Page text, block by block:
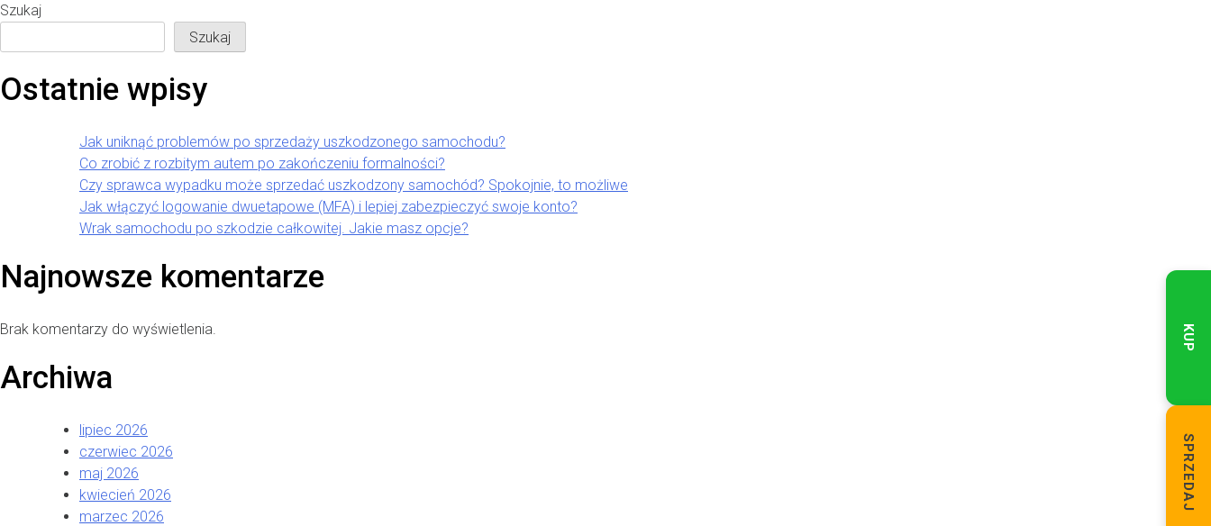
Szukaj
Szukaj
Ostatnie wpisy
Jak uniknąć problemów po sprzedaży uszkodzonego samochodu?
Co zrobić z rozbitym autem po zakończeniu formalności?
Czy sprawca wypadku może sprzedać uszkodzony samochód? Spokojnie, to możliwe
Jak włączyć logowanie dwuetapowe (MFA) i lepiej zabezpieczyć swoje konto?
Wrak samochodu po szkodzie całkowitej. Jakie masz opcje?
Najnowsze komentarze
Brak komentarzy do wyświetlenia.
Archiwa
lipiec 2026
czerwiec 2026
maj 2026
kwiecień 2026
marzec 2026
KUP
SPRZEDAJ